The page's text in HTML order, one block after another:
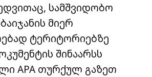
სამშვიდობო
მიერ
ტერიტორიებზე
შინაარსს
APA თურქულ გაზეთ